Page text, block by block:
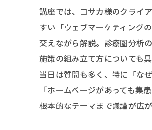
講座では、コサカ様のクライ
すい「ウェブマーケティング
交えながら解説。診療圏分析
施策の組み立て方についても
当日は質問も多く、特に「な
「ホームページがあっても集
根本的なテーマまで議論が広